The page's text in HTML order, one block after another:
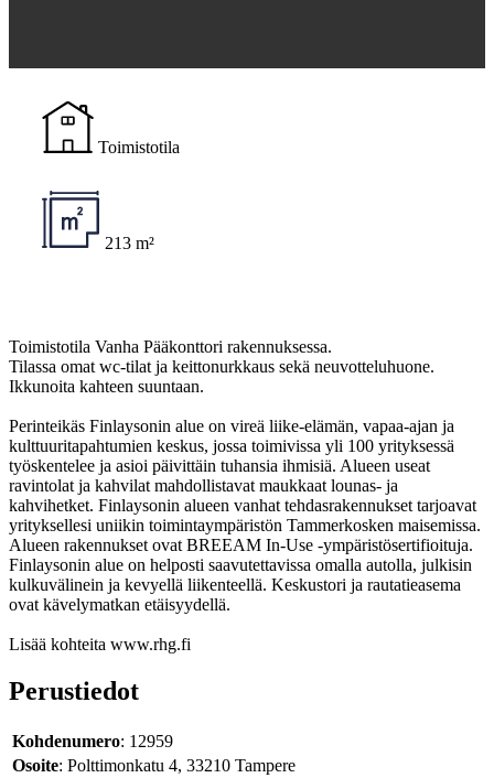
Toimistotila
213 m²
Toimistotila Vanha Pääkonttori rakennuksessa.
Tilassa omat wc-tilat ja keittonurkkaus sekä neuvotteluhuone.
Ikkunoita kahteen suuntaan.
Perinteikäs Finlaysonin alue on vireä liike-elämän, vapaa-ajan ja
kulttuuritapahtumien keskus, jossa toimivissa yli 100 yrityksessä
työskentelee ja asioi päivittäin tuhansia ihmisiä. Alueen useat
ravintolat ja kahvilat mahdollistavat maukkaat lounas- ja
kahvihetket. Finlaysonin alueen vanhat tehdasrakennukset tarjoavat
yrityksellesi uniikin toimintaympäristön Tammerkosken maisemissa.
Alueen rakennukset ovat BREEAM In-Use -ympäristösertifioituja.
Finlaysonin alue on helposti saavutettavissa omalla autolla, julkisin
kulkuvälinein ja kevyellä liikenteellä. Keskustori ja rautatieasema
ovat kävelymatkan etäisyydellä.
Lisää kohteita www.rhg.fi
Perustiedot
Kohdenumero: 12959
Osoite: Polttimonkatu 4, 33210 Tampere